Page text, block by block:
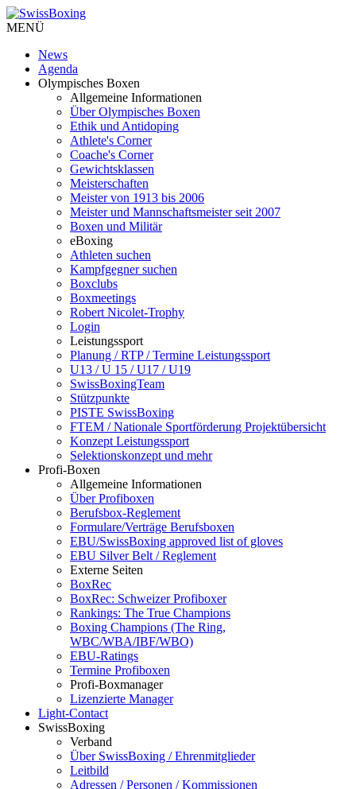
MENÜ
News
Agenda
Olympisches Boxen
Allgemeine Informationen
Über Olympisches Boxen
Ethik und Antidoping
Athlete's Corner
Coache's Corner
Gewichtsklassen
Meisterschaften
Meister von 1913 bis 2006
Meister und Mannschaftsmeister seit 2007
Boxen und Militär
eBoxing
Athleten suchen
Kampfgegner suchen
Boxclubs
Boxmeetings
Robert Nicolet-Trophy
Login
Leistungssport
Planung / RTP / Termine Leistungssport
U13 / U 15 / U17 / U19
SwissBoxingTeam
Stützpunkte
PISTE SwissBoxing
FTEM / Nationale Sportförderung Projektübersicht
Konzept Leistungssport
Selektionskonzept und mehr
Profi-Boxen
Allgemeine Informationen
Über Profiboxen
Berufsbox-Reglement
Formulare/Verträge Berufsboxen
EBU/SwissBoxing approved list of gloves
EBU Silver Belt / Reglement
Externe Seiten
BoxRec
BoxRec: Schweizer Profiboxer
Rankings: The True Champions
Boxing Champions (The Ring,
WBC/WBA/IBF/WBO)
EBU-Ratings
Termine Profiboxen
Profi-Boxmanager
Lizenzierte Manager
Light-Contact
SwissBoxing
Verband
Über SwissBoxing / Ehrenmitglieder
Leitbild
Adressen / Personen / Kommissionen